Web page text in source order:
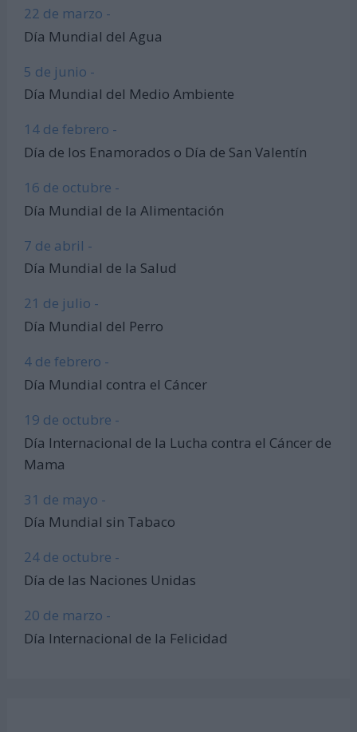
22 de marzo -
Día Mundial del Agua
5 de junio -
Día Mundial del Medio Ambiente
14 de febrero -
Día de los Enamorados o Día de San Valentín
16 de octubre -
Día Mundial de la Alimentación
7 de abril -
Día Mundial de la Salud
21 de julio -
Día Mundial del Perro
4 de febrero -
Día Mundial contra el Cáncer
19 de octubre -
Día Internacional de la Lucha contra el Cáncer de
Mama
31 de mayo -
Día Mundial sin Tabaco
24 de octubre -
Día de las Naciones Unidas
20 de marzo -
Día Internacional de la Felicidad